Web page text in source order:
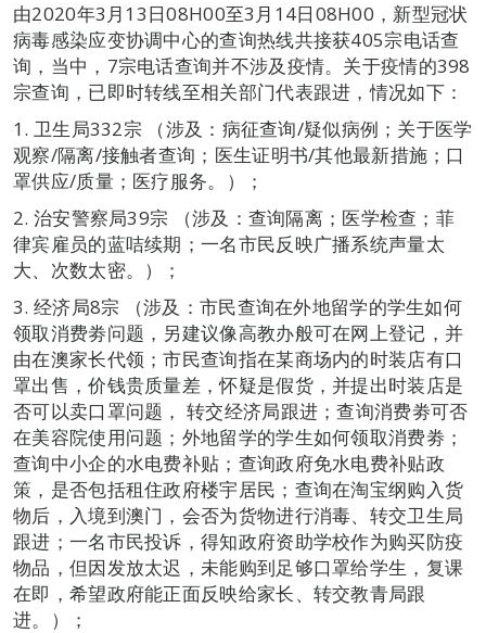
由2020年3月13日08H00至3月14日08H00，新型冠状
病毒感染应变协调中心的查询热线共接获405宗电话查
询，当中，7宗电话查询并不涉及疫情。关于疫情的398
宗查询，已即时转线至相关部门代表跟进，情况如下：
1. 卫生局332宗 （涉及：病征查询/疑似病例；关于医学
观察/隔离/接触者查询；医生证明书/其他最新措施；口
罩供应/质量；医疗服务。）；
2. 治安警察局39宗 （涉及：查询隔离；医学检查；菲
律宾雇员的蓝咭续期；一名市民反映广播系统声量太
大、次数太密。）；
3. 经济局8宗 （涉及：市民查询在外地留学的学生如何
领取消费劵问题，另建议像高教办般可在网上登记，并
由在澳家长代领；市民查询指在某商场内的时装店有口
罩出售，价钱贵质量差，怀疑是假货，并提出时装店是
否可以卖口罩问题， 转交经济局跟进；查询消费劵可否
在美容院使用问题；外地留学的学生如何领取消费劵；
查询中小企的水电费补贴；查询政府免水电费补贴政
策，是否包括租住政府楼宇居民；查询在淘宝纲购入货
物后，入境到澳门，会否为货物进行消毒、转交卫生局
跟进；一名市民投诉，得知政府资助学校作为购买防疫
物品，但因发放太迟，未能购到足够口罩给学生，复课
在即，希望政府能正面反映给家长、转交教青局跟
进。）；